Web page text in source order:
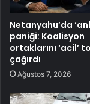
Netanyahu’da
paniği: Koalisyon
ortaklarını ‘acil’
çağırdı
Ağustos 7, 2026